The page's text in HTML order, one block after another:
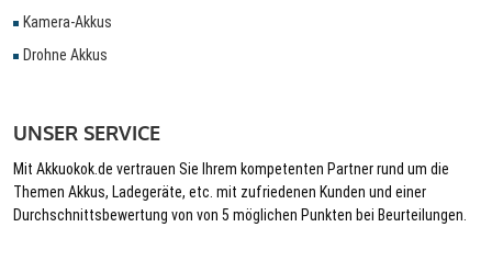
Kamera-Akkus
Drohne Akkus
UNSER SERVICE
Mit Akkuokok.de vertrauen Sie Ihrem kompetenten Partner rund um die
Themen Akkus, Ladegeräte, etc. mit zufriedenen Kunden und einer
Durchschnittsbewertung von von 5 möglichen Punkten bei Beurteilungen.